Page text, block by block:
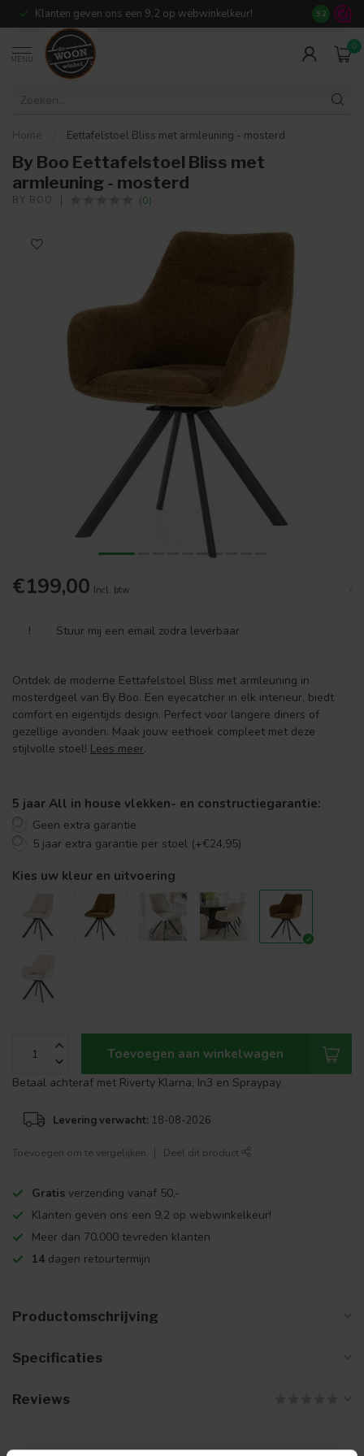
Klanten geven ons een 9,2 op webwinkelkeur! Meer dan
9.2
MENU
0
Home Eettafelstoel Bliss met armleuning - mosterd
By Boo Eettafelstoel Bliss met
armleuning - mosterd
BY BOO (0)
€199,00 Incl. btw .
! Stuur mij een email zodra leverbaar
Ontdek de moderne Eettafelstoel Bliss met armleuning in
mosterdgeel van By Boo. Een eyecatcher in elk interieur, biedt
comfort en eigentijds design. Perfect voor langere diners of
gezellige avonden. Maak jouw eethoek compleet met deze
stijlvolle stoel! Lees meer.
5 jaar All in house vlekken- en constructiegarantie:
Geen extra garantie
5 jaar extra garantie per stoel (+€24,95)
Kies uw kleur en uitvoering
Toevoegen aan winkelwagen
Betaal achteraf met Riverty Klarna, In3 en Spraypay.
Levering verwacht: 18-08-2026
Toevoegen om te vergelijken Deel dit product
Gratis verzending vanaf 50,-
Klanten geven ons een 9,2 op webwinkelkeur!
Meer dan 70.000 tevreden klanten
14 dagen retourtermijn
Productomschrijving
Specificaties
Reviews